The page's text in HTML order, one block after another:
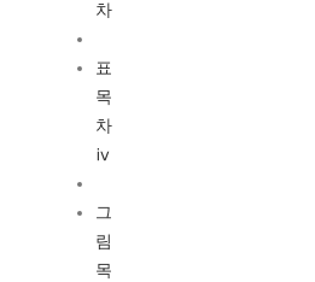
차
표
목
차
ⅳ
그
림
목